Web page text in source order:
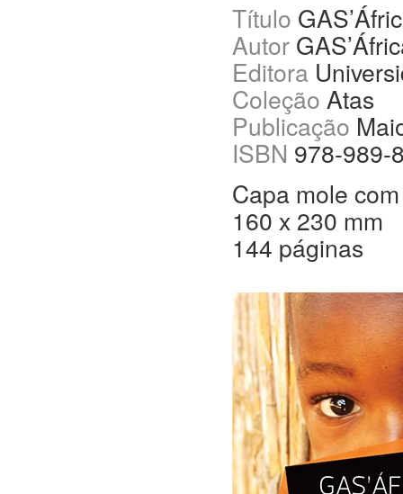
Título
Autor
Editora
Coleção Atas
Publicação
ISBN 978-989-
Capa mole
160 x 230 mm
144 páginas